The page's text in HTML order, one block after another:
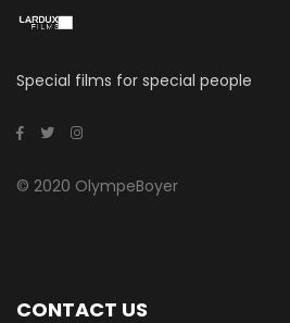
Special films for special people
© 2020 OlympeBoyer
CONTACT US